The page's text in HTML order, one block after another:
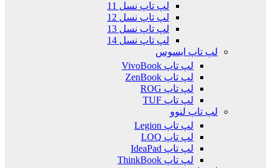
لپ تاپ نسل 11
لپ تاپ نسل 12
لپ تاپ نسل 13
لپ تاپ نسل 14
لپ تاپ ایسوس
لپ تاپ VivoBook
لپ تاپ ZenBook
لپ تاپ ROG
لپ تاپ TUF
لپ تاپ لنوو
لپ تاپ Legion
لپ تاپ LOQ
لپ تاپ IdeaPad
لپ تاپ ThinkBook